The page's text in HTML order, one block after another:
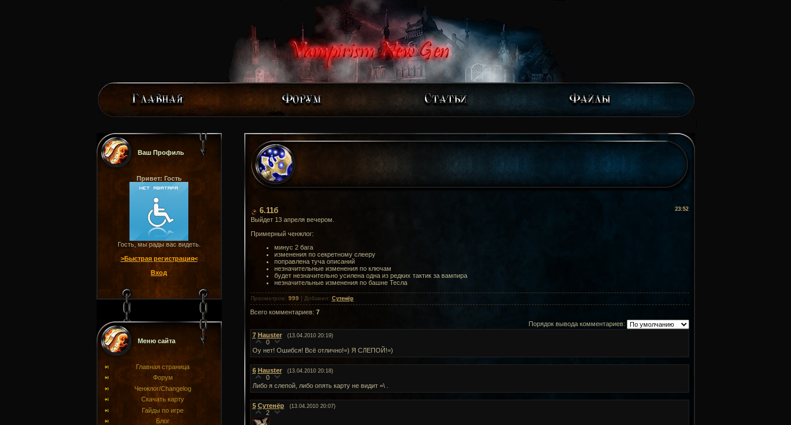
Ваш Профиль
Привет: Гость
Гость, мы рады вас видеть.
>Быстрая регистрация<
Вход
Меню сайта
Главная страница
Форум
Ченжлог/Changelog
Скачать карту
Гайды по игре
Блог
23:52
6.11б
Выйдет 13 апреля вечером.
Примерный ченжлог:
минус 2 бага
изменения по секретному слееру
поправлена туча описаний
незначительные изменения по ключам
будет незначительно усилена одна из редких тактик за вампира
незначительные изменения по башне Тесла
Просмотров : 999 Добавил : Сутенёр
Всего комментариев: 7
Порядок вывода комментариев:
7 Hauster (13.04.2010 20:19)
0
Оу нет! Ошибся! Всё отлично!=) Я СЛЕПОЙ!=)
6 Hauster (13.04.2010 20:18)
0
Либо я слепой, либо опять карту не видит =\ .
5 Сутенёр (13.04.2010 20:07)
2